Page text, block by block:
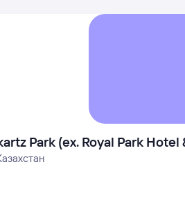
Park (ex. Royal Park Hotel